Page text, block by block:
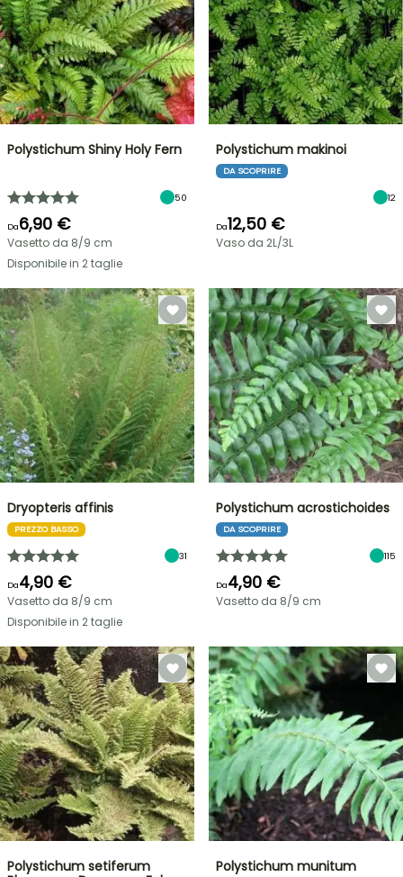
Polystichum Shiny Holy Fern
50
Da6,90 €
Vasetto da 8/9 cm
Disponibile in 2 taglie
Polystichum makinoi
DA SCOPRIRE
12
Da12,50 €
Vaso da 2L/3L
Dryopteris affinis
PREZZO BASSO
31
Da4,90 €
Vasetto da 8/9 cm
Disponibile in 2 taglie
Polystichum acrostichoides
DA SCOPRIRE
115
Da4,90 €
Vasetto da 8/9 cm
Polystichum setiferum
Polystichum munitum